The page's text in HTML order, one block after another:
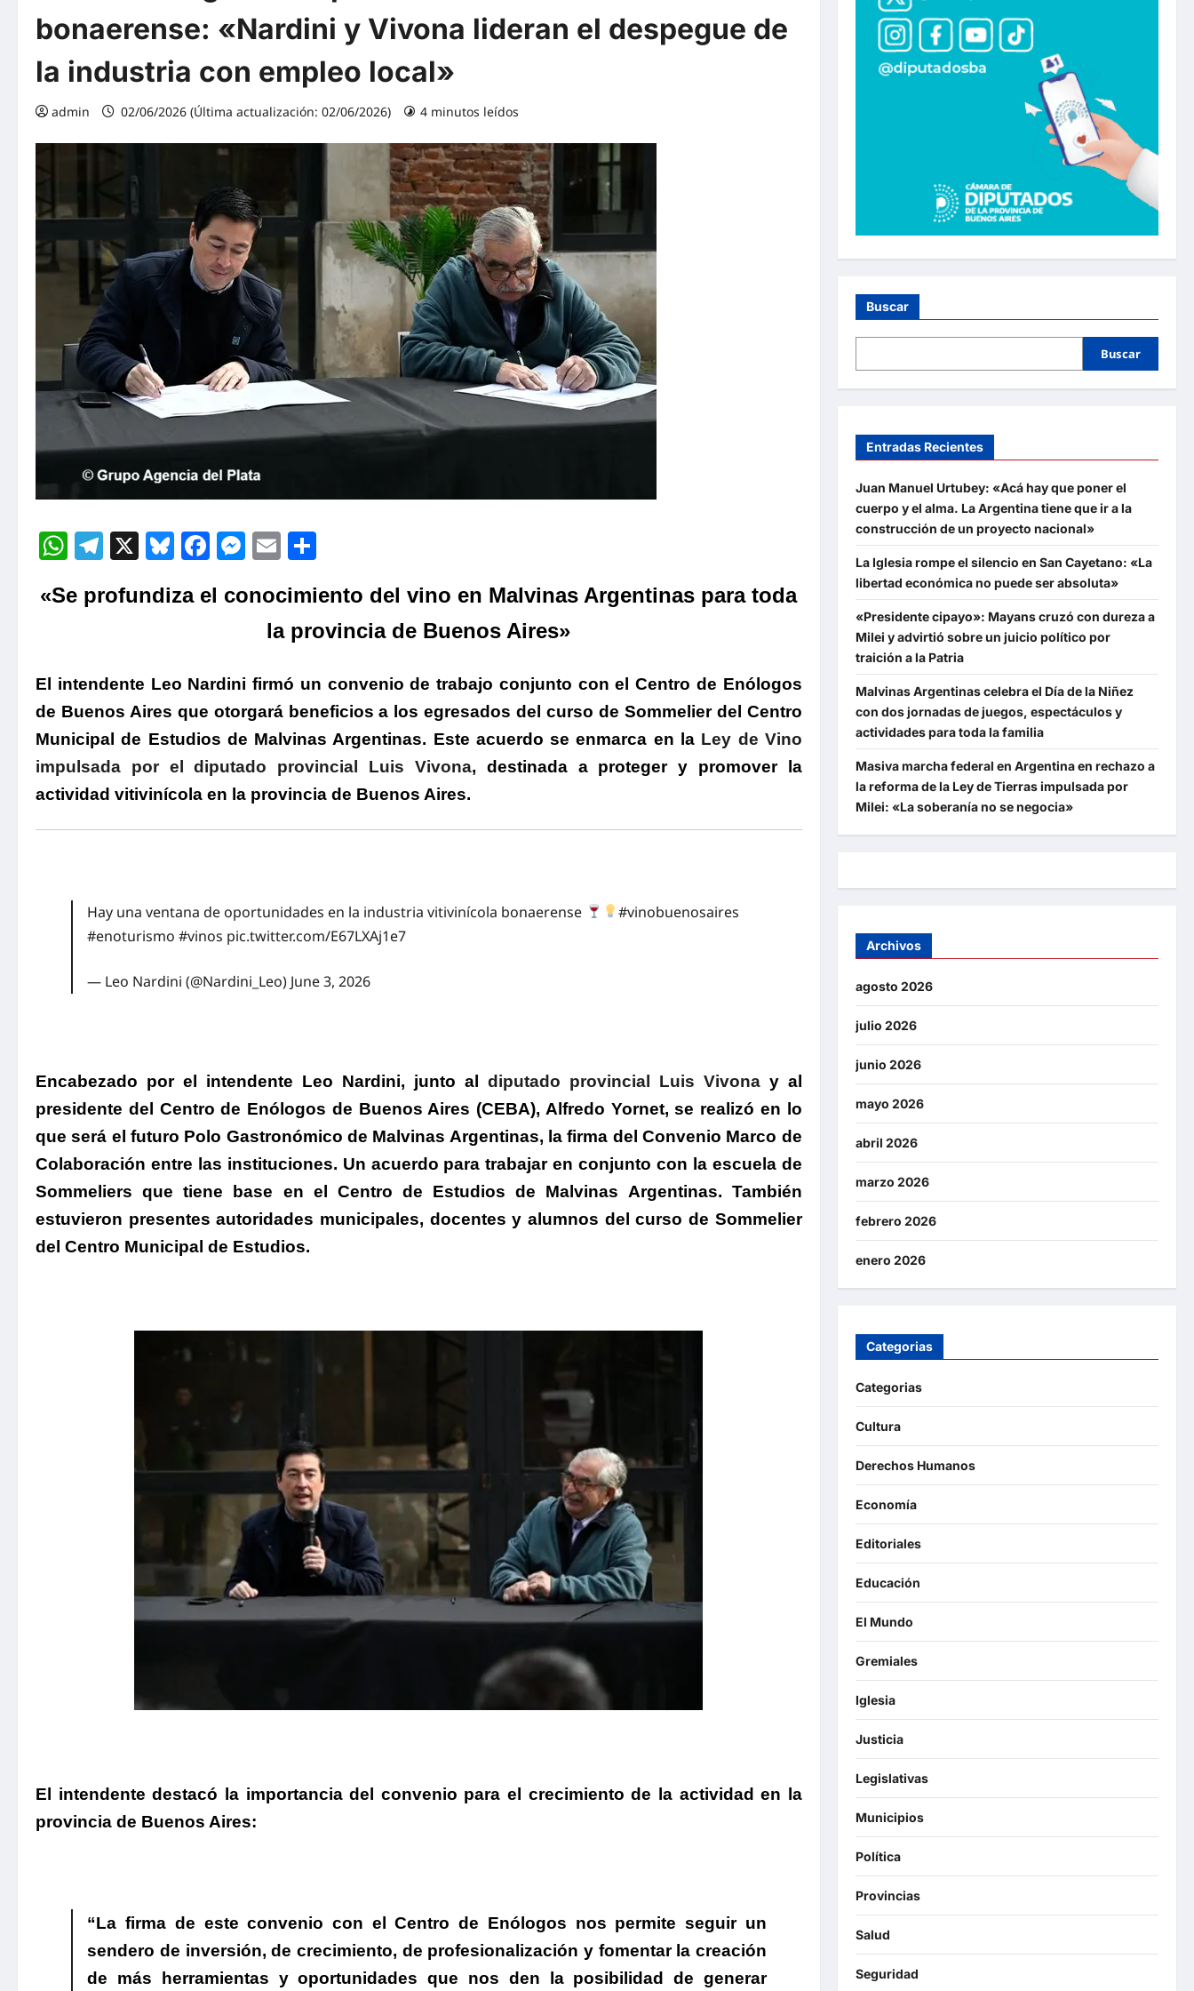
bonaerense: «Nardini y Vivona lideran el despegue de
la industria con empleo local»
admin 02/06/2026 (Última actualización: 02/06/2026) 4 minutos leídos
WhatsApp
Telegram
X Bluesky
Facebook
Messenger
Email
«Se profundiza el conocimiento del vino en Malvinas Argentinas para toda
la provincia de Buenos Aires»
El intendente Leo Nardini firmó un convenio de trabajo conjunto con el Centro de Enólogos
de Buenos Aires que otorgará beneficios a los egresados del curso de Sommelier del Centro
Municipal de Estudios de Malvinas Argentinas. Este acuerdo se enmarca en la Ley de Vino
impulsada por el diputado provincial Luis Vivona, destinada a proteger y promover la
actividad vitivinícola en la provincia de Buenos Aires.
Hay una ventana de oportunidades en la industria vitivinícola bonaerense
#vinobuenosaires
#enoturismo #vinos pic.twitter.com/E67LXAj1e7
— Leo Nardini (@Nardini_Leo) June 3, 2026
Encabezado por el intendente Leo Nardini, junto al diputado provincial Luis Vivonay al
presidente del Centro de Enólogos de Buenos Aires (CEBA), Alfredo Yornet, se realizó en lo
que será el futuro Polo Gastronómico de Malvinas Argentinas, la firma del Convenio Marco de
Colaboración entre las instituciones. Un acuerdo para trabajar en conjunto con la escuela de
Sommeliers que tiene base en el Centro de Estudios de Malvinas Argentinas. También
estuvieron presentes autoridades municipales, docentes y alumnos del curso de Sommelier
del Centro Municipal de Estudios.
El intendente destacó la importancia del convenio para el crecimiento de la actividad en la
provincia de Buenos Aires:
“La firma de este convenio con el Centro de Enólogos nos permite seguir un
sendero de inversión, de crecimiento, de profesionalización y fomentar la creación
de más herramientas y oportunidades que nos den la posibilidad de generar
Buscar
Buscar
Entradas Recientes
Juan Manuel Urtubey: «Acá hay que poner el
cuerpo y el alma. La Argentina tiene que ir a la
construcción de un proyecto nacional»
La Iglesia rompe el silencio en San Cayetano: «La
libertad económica no puede ser absoluta»
«Presidente cipayo»: Mayans cruzó con dureza a
Milei y advirtió sobre un juicio político por
traición a la Patria
Malvinas Argentinas celebra el Día de la Niñez
con dos jornadas de juegos, espectáculos y
actividades para toda la familia
Masiva marcha federal en Argentina en rechazo a
la reforma de la Ley de Tierras impulsada por
Milei: «La soberanía no se negocia»
Archivos
agosto 2026
julio 2026
junio 2026
mayo 2026
abril 2026
marzo 2026
febrero 2026
enero 2026
Categorias
Categorias
Cultura
Derechos Humanos
Economía
Editoriales
Educación
El Mundo
Gremiales
Iglesia
Justicia
Legislativas
Municipios
Política
Provincias
Salud
Seguridad